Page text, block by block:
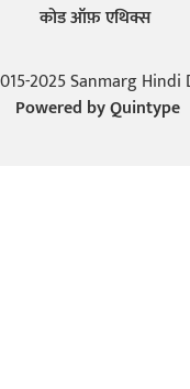
कोड ऑफ़ एथिक्स
2025 Sanmarg Hindi
Powered byQuintype